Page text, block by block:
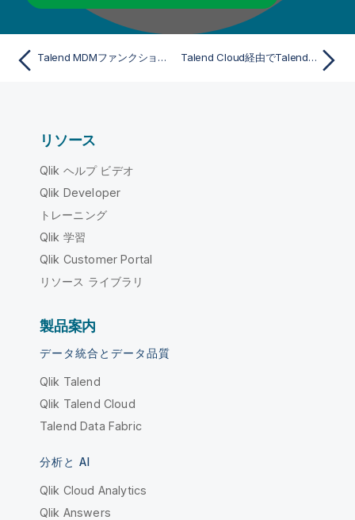
Talend MDMファンクションアーキテクチャー Talend Cloud経由でTalend Studioを起動してログイン
リソース
Qlik ヘルプ ビデオ
Qlik Developer
トレーニング
Qlik 学習
Qlik Customer Portal
リソース ライブラリ
製品案内
データ統合とデータ品質
Qlik Talend
Qlik Talend Cloud
Talend Data Fabric
分析と AI
Qlik Cloud Analytics
Qlik Answers